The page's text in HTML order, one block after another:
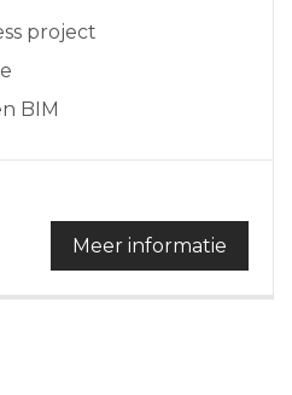
project
BIM
Meer informatie